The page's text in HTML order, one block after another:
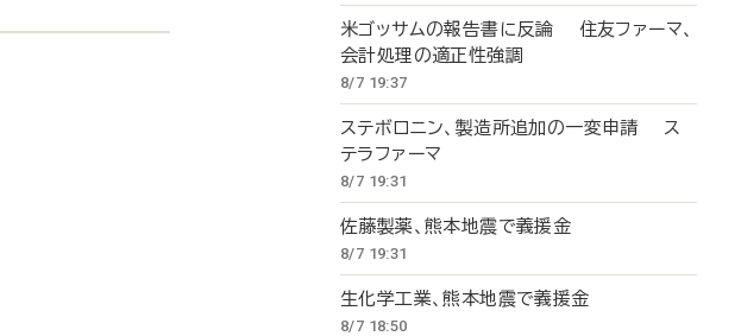
米ゴッサムの報告書に反論 住友ファーマ、
会計処理の適正性強調
8/7 19:37
ステボロニン、製造所追加の一変申請 ス
テラファーマ
8/7 19:31
佐藤製薬、熊本地震で義援金
8/7 19:31
生化学工業、熊本地震で義援金
8/7 18:50